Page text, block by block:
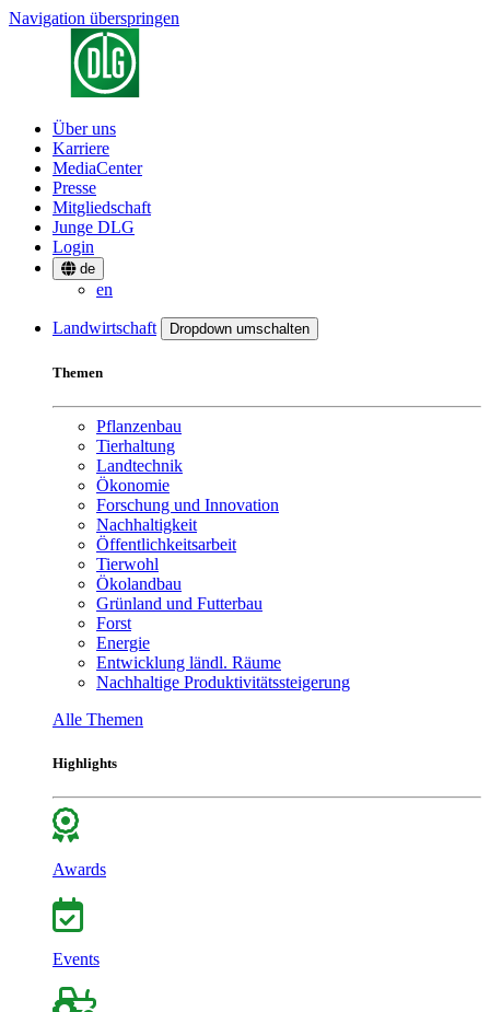
Navigation überspringen
Über uns
Karriere
MediaCenter
Presse
Mitgliedschaft
Junge DLG
Login
de
en
Landwirtschaft Dropdown umschalten
Themen
Pflanzenbau
Tierhaltung
Landtechnik
Ökonomie
Forschung und Innovation
Nachhaltigkeit
Öffentlichkeitsarbeit
Tierwohl
Ökolandbau
Grünland und Futterbau
Forst
Energie
Entwicklung ländl. Räume
Nachhaltige Produktivitätssteigerung
Alle Themen
Highlights
Awards
Events